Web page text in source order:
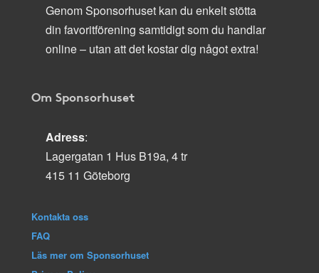
Genom Sponsorhuset kan du enkelt stötta
din favoritförening samtidigt som du handlar
online – utan att det kostar dig något extra!
Om Sponsorhuset
Adress:
Lagergatan 1 Hus B19a, 4 tr
415 11 Göteborg
Kontakta oss
FAQ
Läs mer om Sponsorhuset